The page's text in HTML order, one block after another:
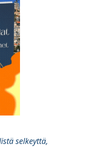
selkeyttä,